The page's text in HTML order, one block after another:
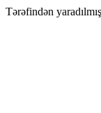
Tərəfindən